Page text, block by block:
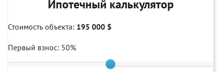
Ипотечный калькулятор
Стоимость объекта: 195 000 $
Первый взнос: 50%